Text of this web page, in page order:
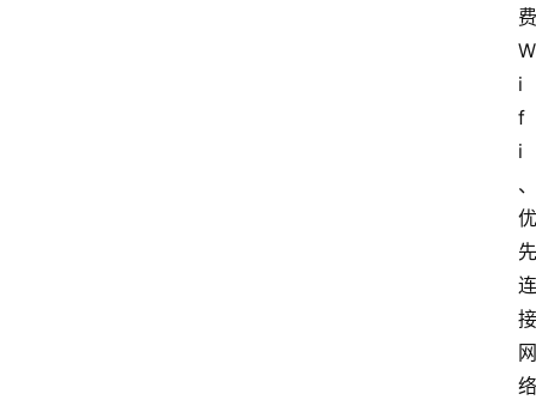
费
W
i
f
i
、
优
先
连
接
网
络